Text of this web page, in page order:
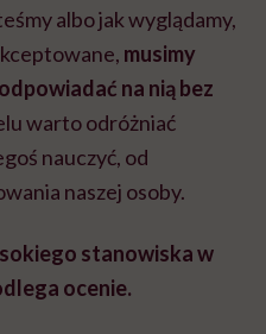
albo jak wyglądamy,
musimy
na nią bez
warto odróżniać
nauczyć, od
naszej osoby.
stanowiska w
ocenie.